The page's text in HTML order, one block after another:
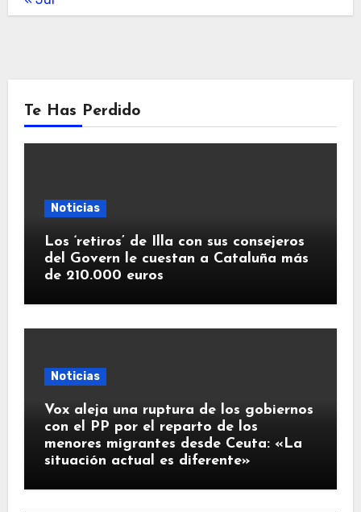
Te Has Perdido
Noticias
Los ‘retiros’ de Illa con sus consejeros
del Govern le cuestan a Cataluña más
de 210.000 euros
Noticias
Vox aleja una ruptura de los gobiernos
con el PP por el reparto de los
menores migrantes desde Ceuta: «La
situación actual es diferente»